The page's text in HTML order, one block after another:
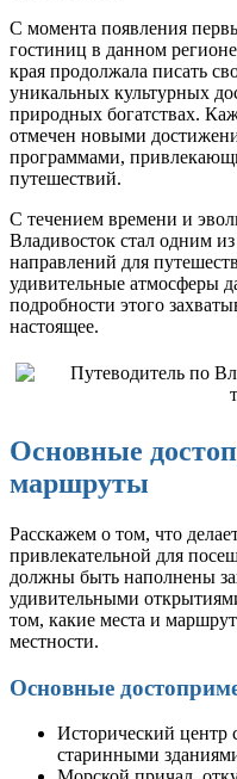
С момента появления
гостиниц в данном
края продолжала писать
уникальных культурных
природных богатствах.
отмечен новыми
программами,
путешествий.
С течением времени и
Владивосток стал одним
направлений для
удивительные атмосферы
подробности этого
настоящее.
Основные
маршруты
Расскажем о том, что
привлекательной для
должны быть наполнены
удивительными
том, какие места и
местности.
Основные
Исторический центр
старинными